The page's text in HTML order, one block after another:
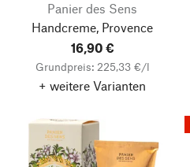
Panier des Sens
Handcreme, Provence
16,90 €
Grundpreis: 225,33 €/l
+ weitere Varianten